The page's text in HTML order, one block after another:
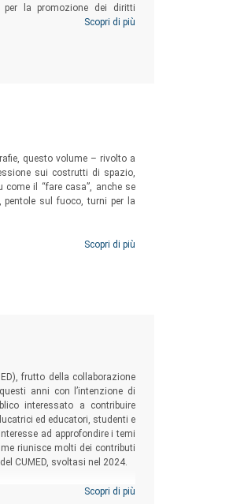
per la promozione dei diritti
coloro che, a vario titolo, si
educatori ed educatrici,
Scopri di più
questo volume – rivolto a
sui costrutti di spazio,
il “fare casa”, anche se
pentole sul fuoco, turni per la
Scopri di più
frutto della collaborazione
anni con l’intenzione di
interessato a contribuire
ed educatori, studenti e
ad approfondire i temi
riunisce molti dei contributi
CUMED, svoltasi nel 2024.
Scopri di più